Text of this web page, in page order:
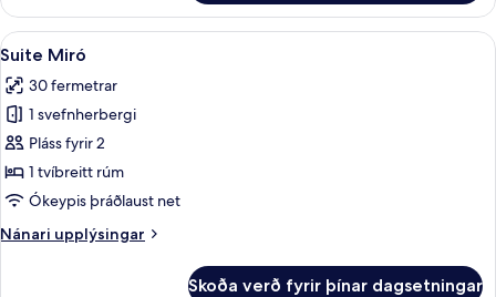
fyrir
fjóra
Skoða
allar
myndir
fyrir
Suite
Miró
Suite Miró | Öryggishólf í herbergi,
8
Suite Miró
30 fermetrar
1 svefnherbergi
Pláss fyrir 2
1 tvíbreitt rúm
Ókeypis þráðlaust net
Nánari upplýsingar
Nánari
Skoða verð fyrir þínar dagsetningar